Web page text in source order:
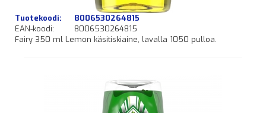
Tuotekoodi:
8006530264815
EAN-koodi:
8006530264815
Fairy 350 ml Lemon käsitiskiaine, lavalla 1050 pulloa.